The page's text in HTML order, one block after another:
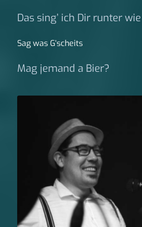
Das sing’ ich Dir runter
Sag was G‘scheits
Mag jemand a Bier?